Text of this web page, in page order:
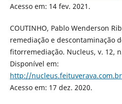
Acesso em: 14 fev. 2021.
COUTINHO, Pablo Wenderson
remediação e descontaminação
fitorremediação. Nucleus, v. 12,
Disponível em:
http://
Acesso em: 17 dez. 2020.